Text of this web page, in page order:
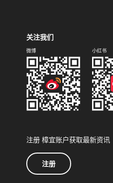
关注我们
微博 小红书
注册 樟宜账户获取最新资讯
注册